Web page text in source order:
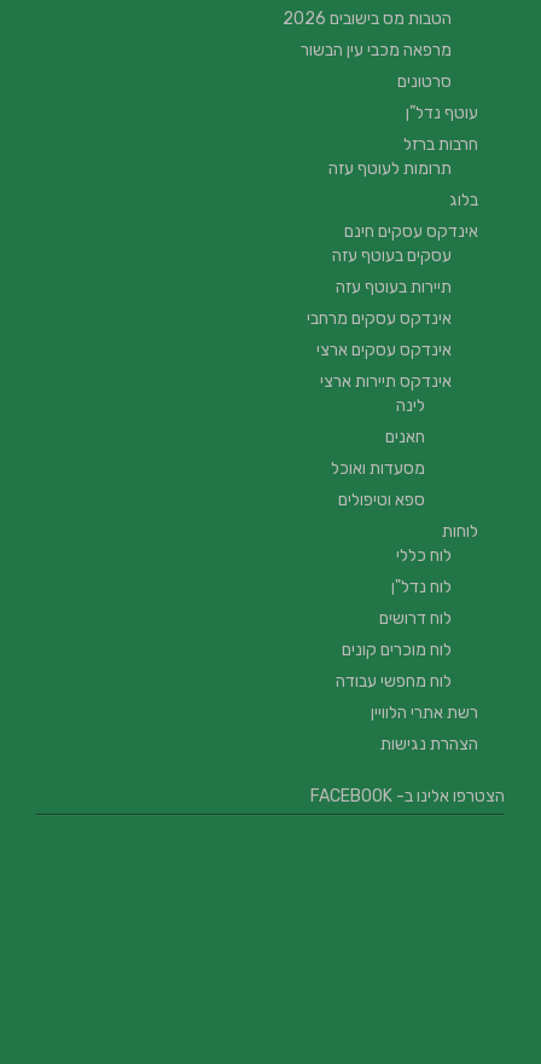
הטבות מס בישובים 2026
מרפאה מכבי עין הבשור
סרטונים
עוטף נדל”ן
חרבות ברזל
תרומות לעוטף עזה
בלוג
אינדקס עסקים חינם
עסקים בעוטף עזה
תיירות בעוטף עזה
אינדקס עסקים מרחבי
אינדקס עסקים ארצי
אינדקס תיירות ארצי
לינה
חאנים
מסעדות ואוכל
ספא וטיפולים
לוחות
לוח כללי
לוח נדל"ן
לוח דרושים
לוח מוכרים קונים
לוח מחפשי עבודה
רשת אתרי הלוויין
הצהרת נגישות
הצטרפו אלינו ב- FACEBOOK